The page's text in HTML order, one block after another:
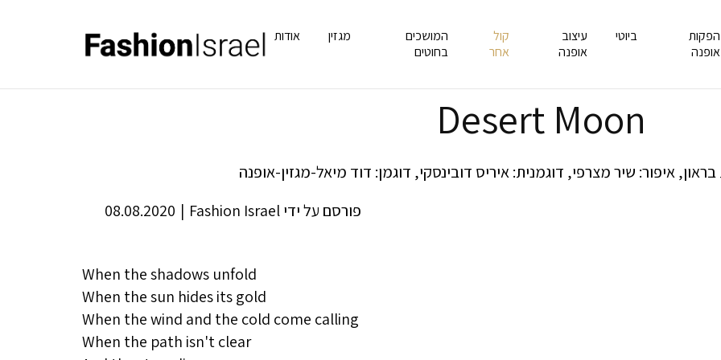
הפקות
אופנה
ביוטי
עיצוב
אופנה
קול
אחר
המושכים
בחוטים
מגזין אודות
Desert Moon
פורסם על ידיFashion Israel
|
08.08.2020
When the shadows unfold
When the sun hides its gold
When the wind and the cold come calling
When the path isn't clear